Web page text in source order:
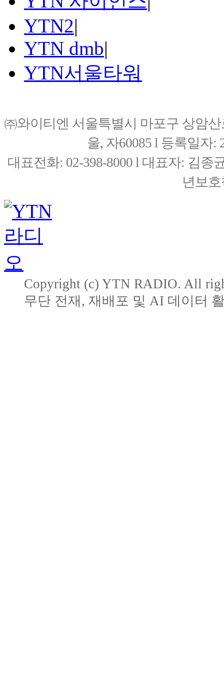
YTN2|
YTN dmb|
YTN서울타워
㈜와이티엔 서울특별시 마포구 상암
울, 자60085 l 등록일자:
대표전화: 02-398-8000 l 대표자: 김종
년보
Copyright (c) YTN RADIO. All
무단 전재, 재배포 및 AI 데이터